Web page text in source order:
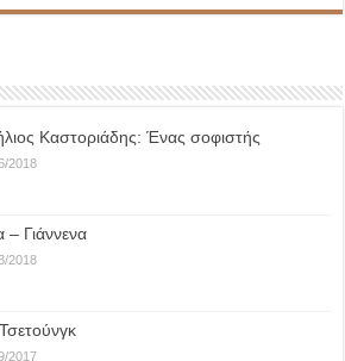
Καστοριάδης: Ένας σοφιστής
2018
– Γιάννενα
2018
2017